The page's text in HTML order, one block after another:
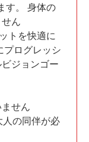
す。 身体の
ん
トを快適に
プログレッシ
ジョンゴー
せん
の同伴が必